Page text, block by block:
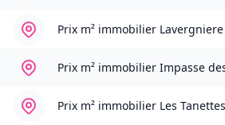
Prix m² immobilier Lavergniere
Prix m² immobilier Impasse
Prix m² immobilier Les Tanettes